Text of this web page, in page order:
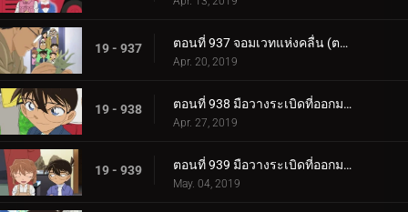
19 - 937 ตอนที่ 937 จอมเวทแห่งคลื่น (ตอนจบ)
Apr. 20, 2019
19 - 938 ตอนที่ 938 มือวางระเบิดที่ออกมาจากหนังสือภาพ (ตอนแรก)
Apr. 27, 2019
19 - 939 ตอนที่ 939 มือวางระเบิดที่ออกมาจากหนังสือภาพ (ตอนจบ)
May. 04, 2019